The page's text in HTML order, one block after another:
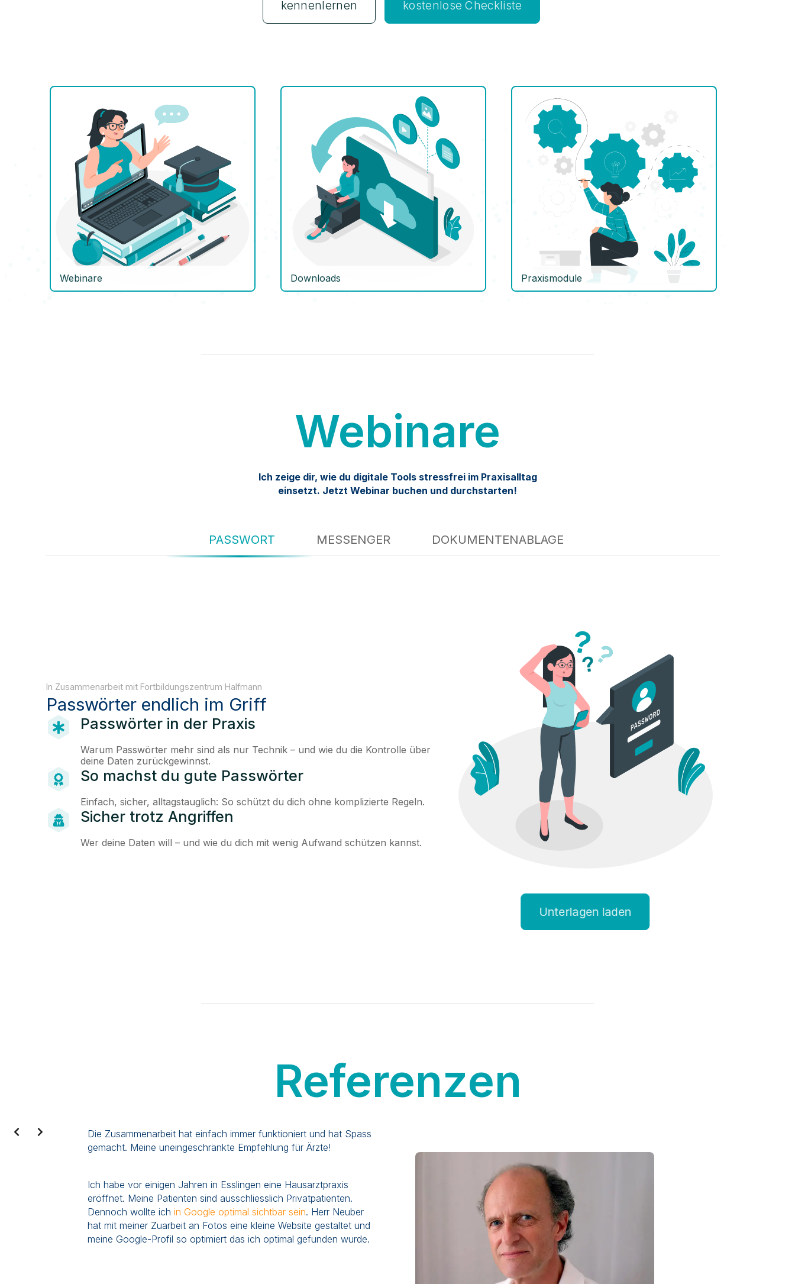
kennenlernen kostenlose Checkliste
Webinare Downloads Praxismodule
Webinare
Ich zeige dir, wie du digitale Tools stressfrei im Praxisalltag
einsetzt. Jetzt Webinar buchen und durchstarten!
PASSWORT MESSENGER DOKUMENTENABLAGE
In Zusammenarbeit mit Fortbildungszentrum Halfmann
Passwörter endlich im Griff
Passwörter in der Praxis
Warum Passwörter mehr sind als nur Technik – und wie du die Kontrolle über
deine Daten zurückgewinnst.
So machst du gute Passwörter
Einfach, sicher, alltagstauglich: So schützt du dich ohne komplizierte Regeln.
Sicher trotz Angriffen
Wer deine Daten will – und wie du dich mit wenig Aufwand schützen kannst.
Unterlagen laden
Referenzen
Jetzt ist endlich dieser Druck weg!
Situationen, immer eng abgestimmt mit Hebammen und Ärzten.
Das bedeutet: viele Termine, viele Absprachen über verschiedenste
Kanäle. Früher war das oft ein Chaos, mal per WhatsApp, dann
wieder über Email und Notizzettel überall.
Jetzt läuft meine gesamte Vorbereitung digital und strukturiert. Ich
Slide 1 of 3